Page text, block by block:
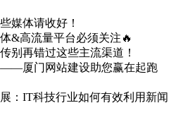
媒体请收好！
&高流量平台必须关注🔥
别再错过这些主流渠道！
厦门网站建设助您赢在起跑
：IT科技行业如何有效利用新闻